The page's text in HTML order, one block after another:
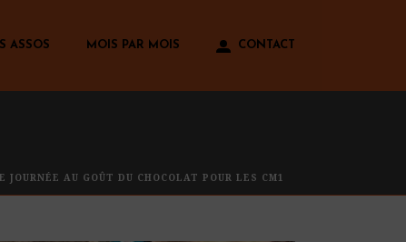
ASSOS MOIS PAR MOIS CONTACT
JOURNÉE AU GOÛT DU CHOCOLAT POUR LES CM1